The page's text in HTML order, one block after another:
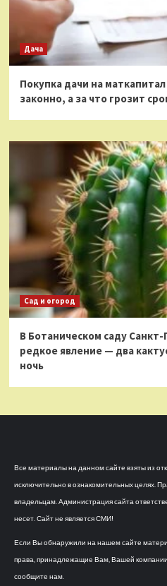
Дача
Покупка дачи на маткапитал
законно, а за что грозит
Сад и огород
В Ботаническом саду Санкт-
редкое явление — два
ночь
Все материалы на данном сайте взяты из
исключительно в ознакомительных целях.
владельцам. Администрация сайта
несет. Сайт не является СМИ!
Если Вы обнаружили на нашем сайте
права, принадлежащие Вам, Вашей
сообщите нам.